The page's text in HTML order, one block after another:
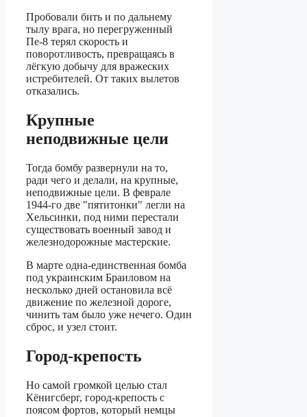
Пробовали бить и по дальнему
тылу врага, но перегруженный
Пе-8 терял скорость и
поворотливость, превращаясь в
лёгкую добычу для вражеских
истребителей. От таких вылетов
отказались.
Крупные
неподвижные цели
Тогда бомбу развернули на то,
ради чего и делали, на крупные,
неподвижные цели. В феврале
1944-го две "пятитонки" легли на
Хельсинки, под ними перестали
существовать военный завод и
железнодорожные мастерские.
В марте одна-единственная бомба
под украинским Браиловом на
несколько дней остановила всё
движение по железной дороге,
чинить там было уже нечего. Один
сброс, и узел стоит.
Город-крепость
Но самой громкой целью стал
Кёнигсберг, город-крепость с
поясом фортов, который немцы